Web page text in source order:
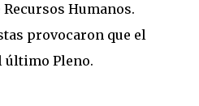
Humanos.
provocaron que el
último Pleno.